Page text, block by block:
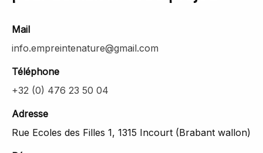
Mail
info.empreintenature@gmail.com
Téléphone
+32 (0) 476 23 50 04
Adresse
Rue Ecoles des Filles 1, 1315 Incourt (Brabant wallon)